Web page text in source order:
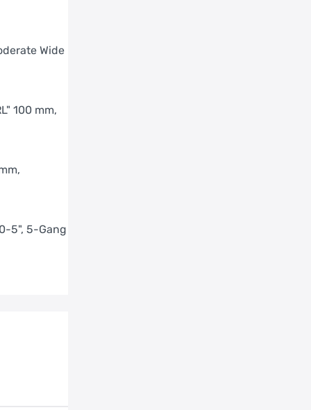
Gang
Voorbouw: SATORI "Hatchback", 31,8 mm, 90 mm
Zadel: SELLE ROYAL "Explora", Moderate Wide
Wide
100 mm,
5", 5-Gang